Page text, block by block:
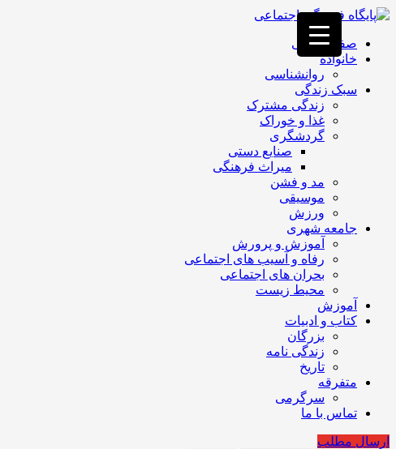
فصد
غرب
تهران
خشکشویی
تصفیه
تهران
صفحه اصلی
خانواده
روانشناسی
سبک زندگی
زندگی مشترک
غذا و خوراک
گردشگری
صنایع دستی
میراث فرهنگی
مد و فشن
موسیقی
ورزش
جامعه شهری
آموزش و پرورش
رفاه و آسیب های اجتماعی
بحران های اجتماعی
محیط زیست
آموزش
کتاب و ادبیات
بزرگان
زندگی نامه
تاریخ
متفرقه
سرگرمی
تماس با ما
ارسال مطلب